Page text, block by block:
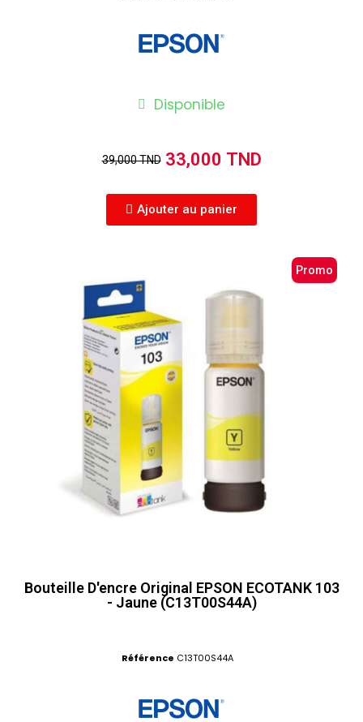
Disponible
39,000 TND 33,000 TND
Ajouter au panier
Promo
Bouteille D'encre Original EPSON ECOTANK 103
- Jaune (C13T00S44A)
Référence C13T00S44A